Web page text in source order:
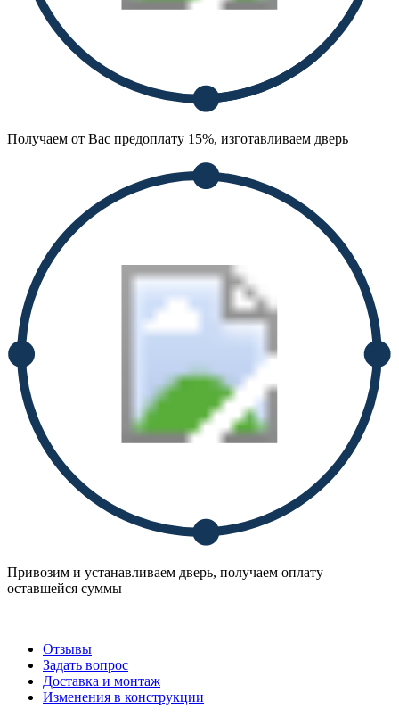
Получаем от Вас предоплату 15%, изготавливаем дверь
Привозим и устанавливаем дверь, получаем оплату
оставшейся суммы
Отзывы
Задать вопрос
Доставка и монтаж
Изменения в конструкции